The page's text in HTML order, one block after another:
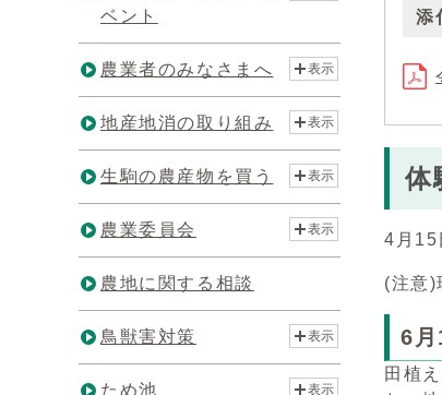
添
体
4月15
(注意)
6月
田植
ベント
農業者のみなさまへ 表示
地産地消の取り組み 表示
生駒の農産物を買う 表示
農業委員会 表示
農地に関する相談
鳥獣害対策 表示
ため池 表示